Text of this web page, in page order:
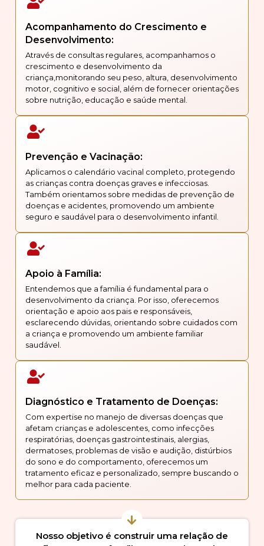
Acompanhamento do Crescimento e
Desenvolvimento:
Através de consultas regulares, acompanhamos o
crescimento e desenvolvimento da
criança,monitorando seu peso, altura, desenvolvimento
motor, cognitivo e social, além de fornecer orientações
sobre nutrição, educação e saúde mental.
Prevenção e Vacinação:
Aplicamos o calendário vacinal completo, protegendo
as crianças contra doenças graves e infecciosas.
Também orientamos sobre medidas de prevenção de
doenças e acidentes, promovendo um ambiente
seguro e saudável para o desenvolvimento infantil.
Apoio à Família:
Entendemos que a família é fundamental para o
desenvolvimento da criança. Por isso, oferecemos
orientação e apoio aos pais e responsáveis,
esclarecendo dúvidas, orientando sobre cuidados com
a criança e promovendo um ambiente familiar
saudável.
Diagnóstico e Tratamento de Doenças:
Com expertise no manejo de diversas doenças que
afetam crianças e adolescentes, como infecções
respiratórias, doenças gastrointestinais, alergias,
dermatoses, problemas de visão e audição, distúrbios
do sono e do comportamento, oferecemos um
tratamento eficaz e personalizado, sempre buscando o
melhor para cada paciente.
Nosso objetivo é construir uma relação de